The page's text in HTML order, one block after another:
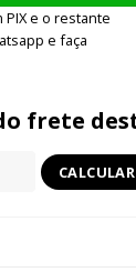
e o restante
e faça
frete